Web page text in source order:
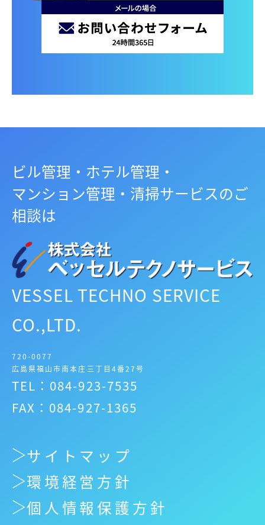
ビル管理・ホテル管理・
マンション管理・清掃サービスのご
相談は
VESSEL TECHNO SERVICE
CO.,LTD.
720-0077
広島県福山市南本庄三丁目4番27号
TEL：084-923-7535
FAX：084-927-1365
サイトマップ
環境経営方針
個人情報保護方針